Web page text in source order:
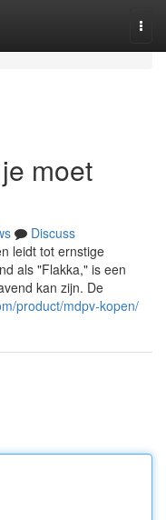
moet
Discuss
leidt tot ernstige
als "Flakka," is een
kan zijn. De
product/mdpv-kopen/